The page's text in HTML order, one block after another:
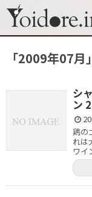
「2009年07月」
シ
ン
鶏の
れは
ワイ